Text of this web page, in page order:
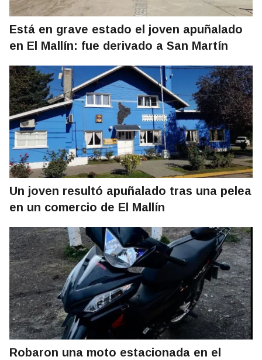
Está en grave estado el joven apuñalado
en El Mallín: fue derivado a San Martín
Un joven resultó apuñalado tras una pelea
en un comercio de El Mallín
Robaron una moto estacionada en el